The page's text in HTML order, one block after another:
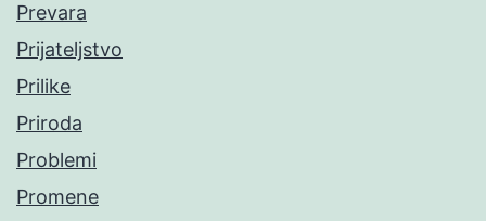
Prevara
Prijateljstvo
Prilike
Priroda
Problemi
Promene